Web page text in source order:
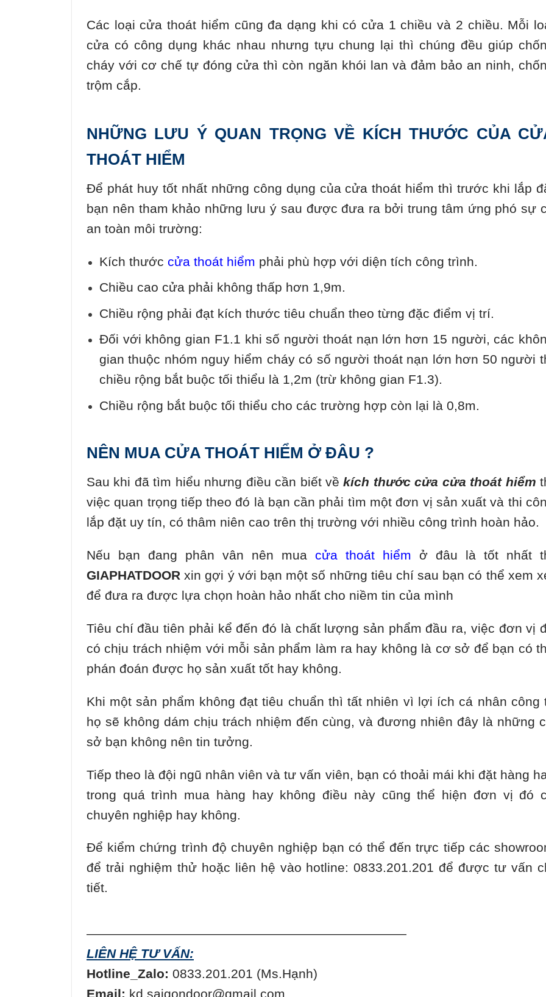
Các loại cửa thoát hiểm cũng đa dạng khi có cửa 1 chiều và 2 chiều. Mỗi
cửa có công dụng khác nhau nhưng tựu chung lại thì chúng đều giúp
cháy với cơ chế tự đóng cửa thì còn ngăn khói lan và đảm bảo an ninh,
trộm cắp.
NHỮNG LƯU Ý QUAN TRỌNG VỀ KÍCH THƯỚC CỦA
THOÁT HIỂM
Để phát huy tốt nhất những công dụng của cửa thoát hiểm thì trước khi lắp
bạn nên tham khảo những lưu ý sau được đưa ra bởi trung tâm ứng phó sự
an toàn môi trường:
Kích thước cửa thoát hiểm phải phù hợp với diện tích công trình.
Chiều cao cửa phải không thấp hơn 1,9m.
Chiều rộng phải đạt kích thước tiêu chuẩn theo từng đặc điểm vị trí.
Đối với không gian F1.1 khi số người thoát nạn lớn hơn 15 người, các
gian thuộc nhóm nguy hiểm cháy có số người thoát nạn lớn hơn 50 người
chiều rộng bắt buộc tối thiểu là 1,2m (trừ không gian F1.3).
Chiều rộng bắt buộc tối thiểu cho các trường hợp còn lại là 0,8m.
NÊN MUA CỬA THOÁT HIỂM Ở ĐÂU ?
Sau khi đã tìm hiểu nhưng điều cần biết vềkích thước cửa cửa thoát hiểm
việc quan trọng tiếp theo đó là bạn cần phải tìm một đơn vị sản xuất và thi
lắp đặt uy tín, có thâm niên cao trên thị trường với nhiều công trình hoàn hảo.
Nếu bạn đang phân vân nên mua cửa thoát hiểm ở đâu là tốt nhất
GIAPHATDOOR xin gợi ý với bạn một số những tiêu chí sau bạn có thể xem
để đưa ra được lựa chọn hoàn hảo nhất cho niềm tin của mình
Tiêu chí đầu tiên phải kể đến đó là chất lượng sản phẩm đầu ra, việc đơn vị
có chịu trách nhiệm với mỗi sản phẩm làm ra hay không là cơ sở để bạn có
phán đoán được họ sản xuất tốt hay không.
Khi một sản phẩm không đạt tiêu chuẩn thì tất nhiên vì lợi ích cá nhân công
họ sẽ không dám chịu trách nhiệm đến cùng, và đương nhiên đây là những
sở bạn không nên tin tưởng.
Tiếp theo là đội ngũ nhân viên và tư vấn viên, bạn có thoải mái khi đặt hàng
trong quá trình mua hàng hay không điều này cũng thể hiện đơn vị đó
chuyên nghiệp hay không.
Để kiểm chứng trình độ chuyên nghiệp bạn có thể đến trực tiếp các
để trải nghiệm thử hoặc liên hệ vào hotline: 0833.201.201 để được tư vấn
tiết.
—————————————————————————
LIÊN HỆ TƯ VẤN:
Hotline_Zalo: 0833.201.201 (Ms.Hạnh)
Email: kd.saigondoor@gmail.com